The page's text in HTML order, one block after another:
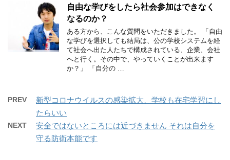
自由な学びをしたら社会参加はできなく
なるのか？
ある方から、こんな質問をいただきました。 「自由
な学びを選択しても結局は、公の学校システムを経
て社会へ出た人たちで構成されている、企業、会社
へと行く。その中で、やっていくことが出来ます
か？」 「自分の …
PREV
新型コロナウイルスの感染拡大、学校も在宅学習にし
たらいい
NEXT
安全ではないところには近づきません それは自分を
守る防衛本能です